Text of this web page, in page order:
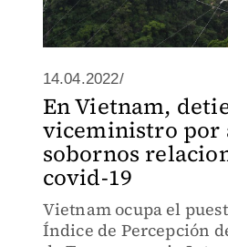
14.04.2022/
En Vietnam,
viceministro por
sobornos
covid-19
Vietnam ocupa el
Índice de Percepción